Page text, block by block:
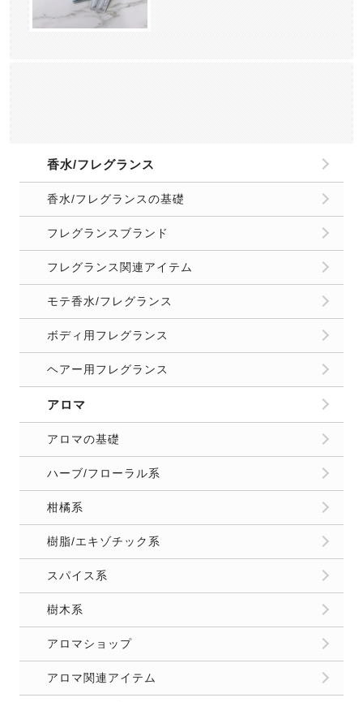
香水/フレグランス
香水/フレグランスの基礎
フレグランスブランド
フレグランス関連アイテム
モテ香水/フレグランス
ボディ用フレグランス
ヘアー用フレグランス
アロマ
アロマの基礎
ハーブ/フローラル系
柑橘系
樹脂/エキゾチック系
スパイス系
樹木系
アロマショップ
アロマ関連アイテム